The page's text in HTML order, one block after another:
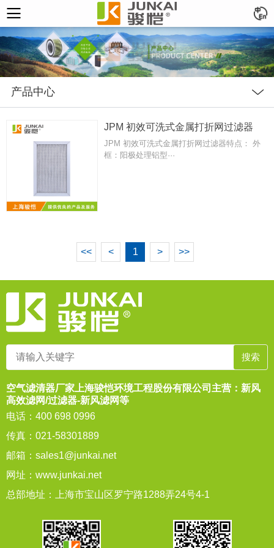
产品中心
JPM 初效可洗式金属打折网过滤器
JPM 初效可洗式金属打折网过滤器特点： 外
框：阳极处理铝型···
<< < 1 > >>
空气滤清器厂家上海骏恺环境工程股份有限公司主营：新风
高效滤网/过滤器-新风滤网等
电话：400 698 0996
传真：021-58301889
邮箱： sales1@junkai.net
网址： www.junkai.net
总部地址：上海市宝山区罗宁路1288弄24号4-1